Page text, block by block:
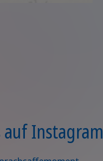
auf Instagram